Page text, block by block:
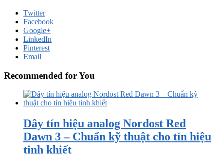
Twitter
Facebook
Google+
LinkedIn
Pinterest
Email
Recommended for You
Dây tín hiệu analog Nordost Red
Dawn 3 – Chuẩn kỹ thuật cho tín hiệu
tinh khiết